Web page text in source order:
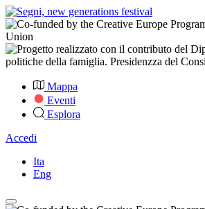
Mappa
Eventi
Esplora
Accedi
Ita
Eng